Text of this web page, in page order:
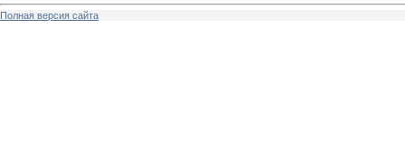
Полная версия сайта